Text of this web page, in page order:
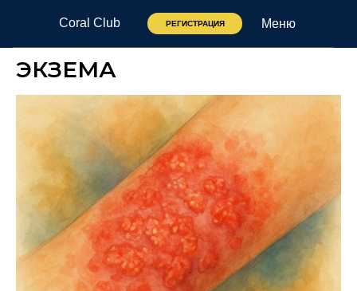
Coral Club Меню
РЕГИСТРАЦИЯ
ЭКЗЕМА